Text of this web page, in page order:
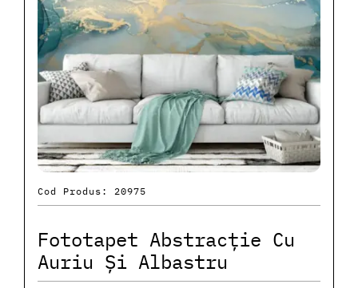
Cod Produs: 20975
Fototapet Abstracție Cu
Auriu Și Albastru